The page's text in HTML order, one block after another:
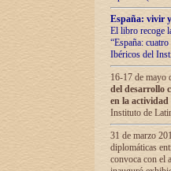
España: vivir
El libro recoge
“España:
Ibéricos del
16-17 de mayo
del desarrollo
en la
Instituto de
31 de marzo
diplomáticas
convoca con el